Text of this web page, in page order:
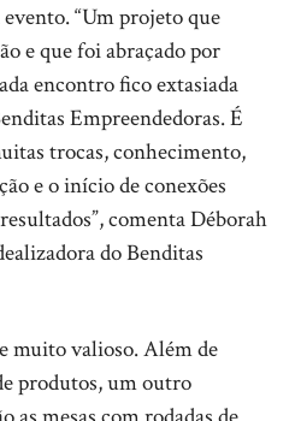
“Um projeto que
e que foi abraçado por
encontro fico extasiada
Empreendedoras. É
trocas, conhecimento,
e o início de conexões
comenta Déborah
do Benditas
muito valioso. Além de
produtos, um outro